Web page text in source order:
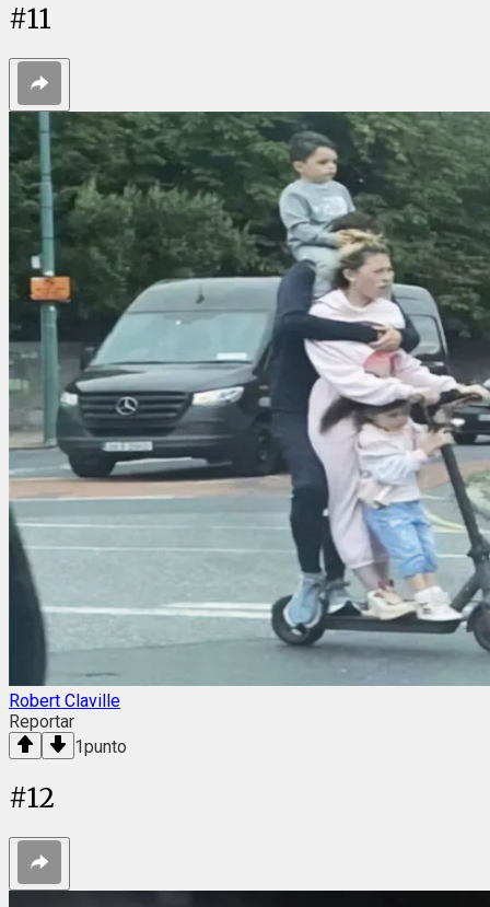
#11
Robert Claville
Reportar
1punto
#12